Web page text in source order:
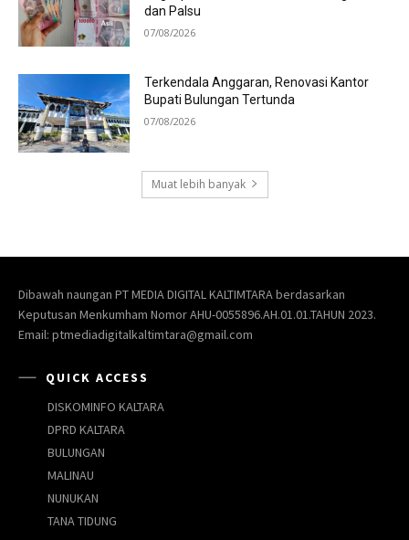
Dibawah naungan PT MEDIA DIGITAL KALTIMTARA berdasarkan
Keputusan Menkumham Nomor AHU-0055896.AH.01.01.TAHUN 2023.
Email: ptmediadigitalkaltimtara@gmail.com
QUICK ACCESS
DISKOMINFO KALTARA
DPRD KALTARA
BULUNGAN
MALINAU
NUNUKAN
TANA TIDUNG